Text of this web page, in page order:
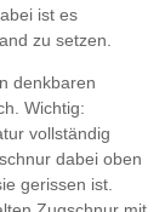
ist es
zu setzen.
denkbaren
Wichtig:
vollständig
dabei oben
gerissen ist.